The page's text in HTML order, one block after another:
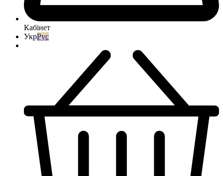
Кабінет
УкрРус